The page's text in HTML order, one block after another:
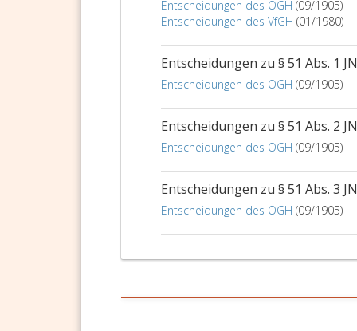
Entscheidungen des OGH (09/1905)
Entscheidungen des VfGH (01/1980)
Entscheidungen zu § 51 Abs. 1 JN
Entscheidungen des OGH (09/1905)
Entscheidungen zu § 51 Abs. 2 JN
Entscheidungen des OGH (09/1905)
Entscheidungen zu § 51 Abs. 3 JN
Entscheidungen des OGH (09/1905)